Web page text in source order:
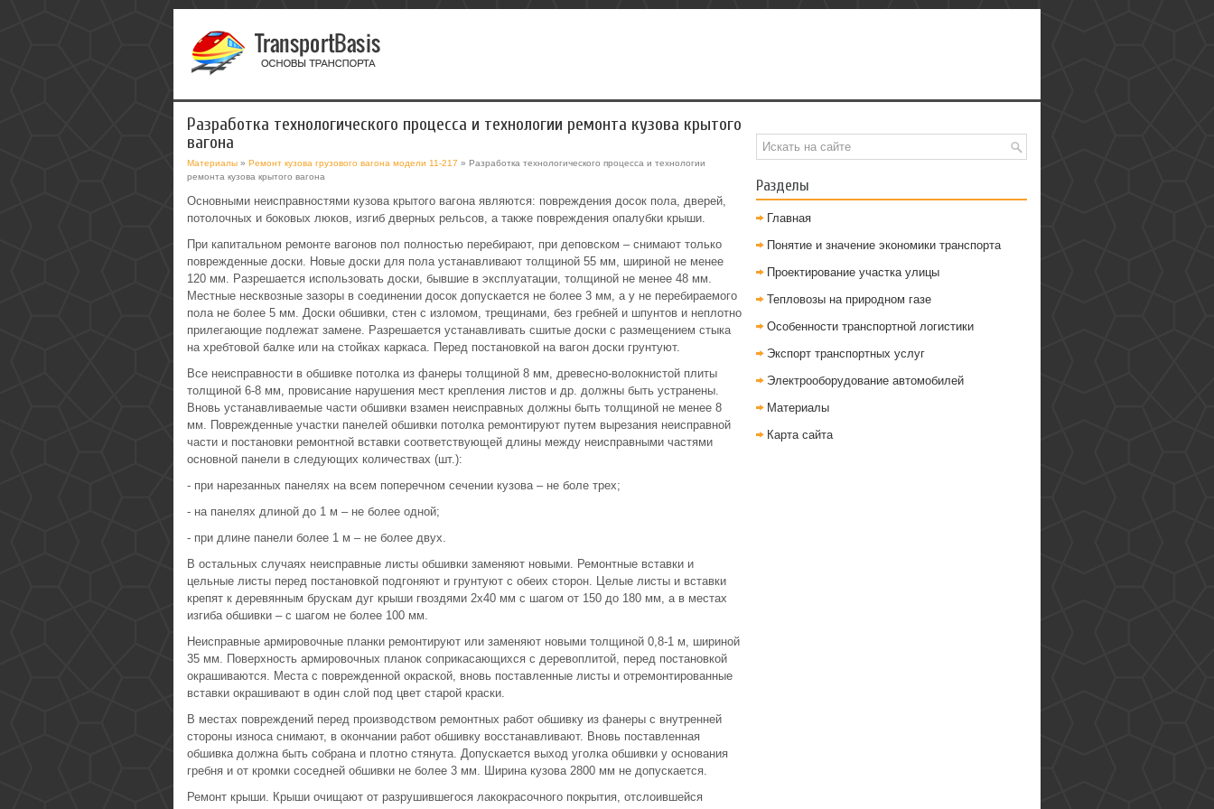
Разработка технологического процесса и технологии ремонта кузова крытого
вагона
Материалы » Ремонт кузова грузового вагона модели 11-217 » Разработка технологического процесса и технологии
ремонта кузова крытого вагона
Основными неисправностями кузова крытого вагона являются: повреждения досок пола, дверей,
потолочных и боковых люков, изгиб дверных рельсов, а также повреждения опалубки крыши.
При капитальном ремонте вагонов пол полностью перебирают, при деповском – снимают только
поврежденные доски. Новые доски для пола устанавливают толщиной 55 мм, шириной не менее
120 мм. Разрешается использовать доски, бывшие в эксплуатации, толщиной не менее 48 мм.
Местные несквозные зазоры в соединении досок допускается не более 3 мм, а у не перебираемого
пола не более 5 мм. Доски обшивки, стен с изломом, трещинами, без гребней и шпунтов и неплотно
прилегающие подлежат замене. Разрешается устанавливать сшитые доски с размещением стыка
на хребтовой балке или на стойках каркаса. Перед постановкой на вагон доски грунтуют.
Все неисправности в обшивке потолка из фанеры толщиной 8 мм, древесно-волокнистой плиты
толщиной 6-8 мм, провисание нарушения мест крепления листов и др. должны быть устранены.
Вновь устанавливаемые части обшивки взамен неисправных должны быть толщиной не менее 8
мм. Поврежденные участки панелей обшивки потолка ремонтируют путем вырезания неисправной
части и постановки ремонтной вставки соответствующей длины между неисправными частями
основной панели в следующих количествах (шт.):
- при нарезанных панелях на всем поперечном сечении кузова – не боле трех;
- на панелях длиной до 1 м – не более одной;
- при длине панели более 1 м – не более двух.
В остальных случаях неисправные листы обшивки заменяют новыми. Ремонтные вставки и
цельные листы перед постановкой подгоняют и грунтуют с обеих сторон. Целые листы и вставки
крепят к деревянным брускам дуг крыши гвоздями 2х40 мм с шагом от 150 до 180 мм, а в местах
изгиба обшивки – с шагом не более 100 мм.
Неисправные армировочные планки ремонтируют или заменяют новыми толщиной 0,8-1 м, шириной
35 мм. Поверхность армировочных планок соприкасающихся с деревоплитой, перед постановкой
окрашиваются. Места с поврежденной окраской, вновь поставленные листы и отремонтированные
вставки окрашивают в один слой под цвет старой краски.
В местах повреждений перед производством ремонтных работ обшивку из фанеры с внутренней
стороны износа снимают, в окончании работ обшивку восстанавливают. Вновь поставленная
обшивка должна быть собрана и плотно стянута. Допускается выход уголка обшивки у основания
гребня и от кромки соседней обшивки не более 3 мм. Ширина кузова 2800 мм не допускается.
Ремонт крыши. Крыши очищают от разрушившегося лакокрасочного покрытия, отслоившейся
Разделы
Главная
Понятие и значение экономики транспорта
Проектирование участка улицы
Тепловозы на природном газе
Особенности транспортной логистики
Экспорт транспортных услуг
Электрооборудование автомобилей
Материалы
Карта сайта